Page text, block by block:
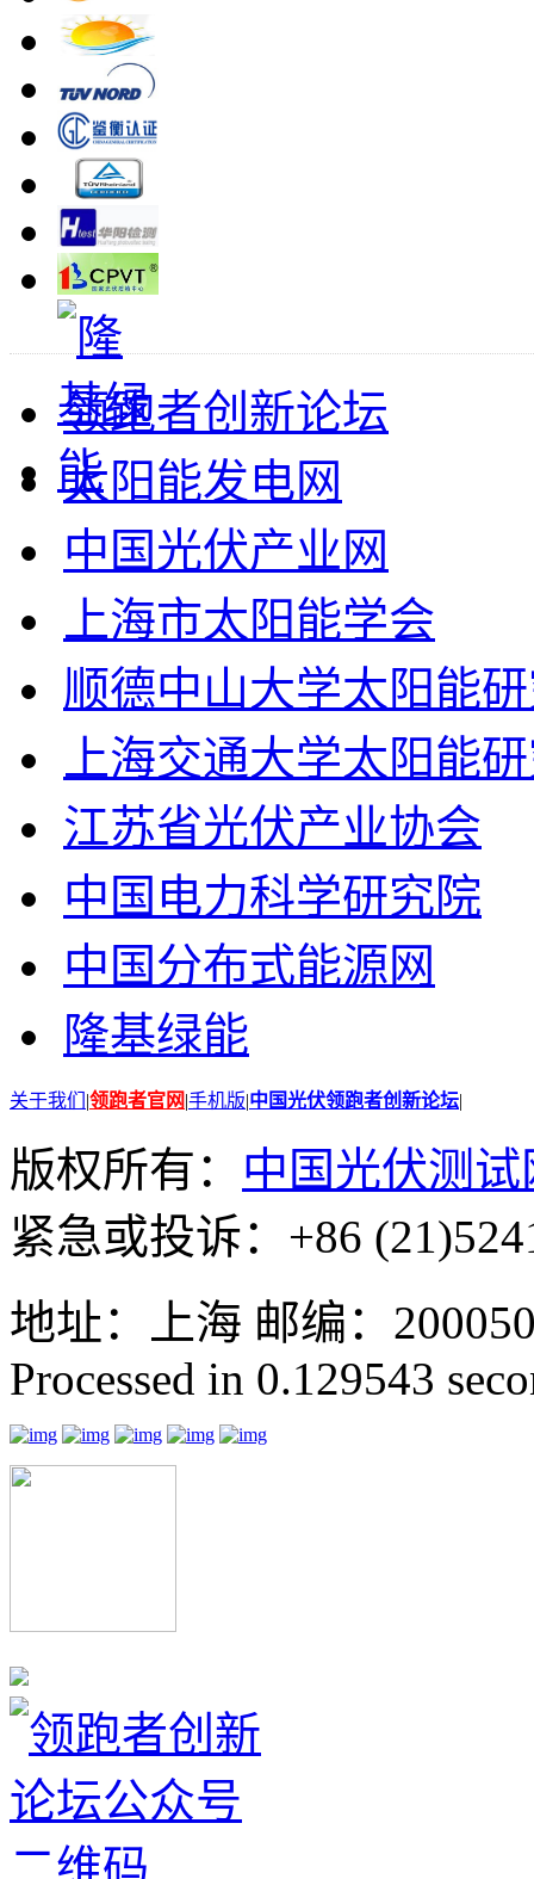
领跑者创新论坛
太阳能发电网
中国光伏产业网
上海市太阳能学会
顺德中山大学太阳能
上海交通大学太阳能
江苏省光伏产业协会
中国电力科学研究院
中国分布式能源网
隆基绿能
关于我们 |领跑者官网|手机版|中国光伏领跑者创新论坛|
版权所有： 中国光伏测试
紧急或投诉：+86
地址：上海 邮编：
Processed in 0.129543